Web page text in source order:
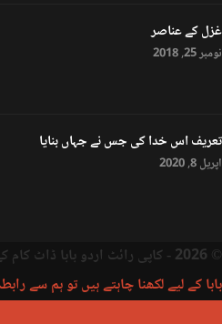
غزل کے عناصر
نومبر 25, 2018
تعریف اس خدا کی جس نے جہاں بنایا
اپریل 8, 2020
© 2026 - کاپی رائٹ اردو بابا ڈاٹ کام کے حق میں محفوظ ہے
بابا کے لیے لکھنا چاہتے ہیں تو ہم سے